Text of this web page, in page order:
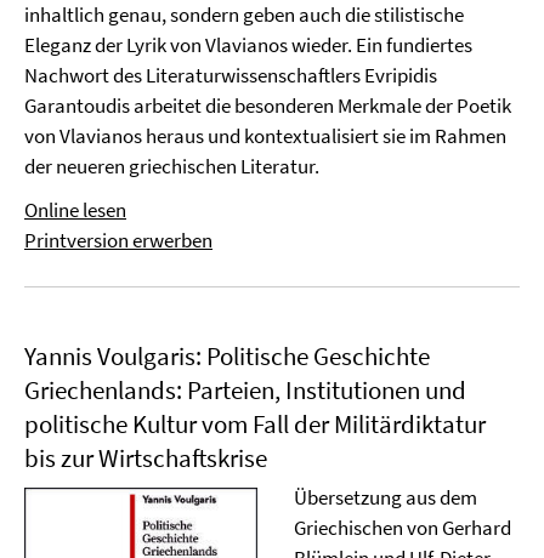
inhaltlich genau, sondern geben auch die stilistische
Eleganz der Lyrik von Vlavianos wieder. Ein fundiertes
Nachwort des Literaturwissenschaftlers Evripidis
Garantoudis arbeitet die besonderen Merkmale der Poetik
von Vlavianos heraus und kontextualisiert sie im Rahmen
der neueren griechischen Literatur.
Online lesen
Printversion erwerben
Yannis Voulgaris: Politische Geschichte
Griechenlands: Parteien, Institutionen und
politische Kultur vom Fall der Militärdiktatur
bis zur Wirtschaftskrise
Übersetzung aus dem
Griechischen von Gerhard